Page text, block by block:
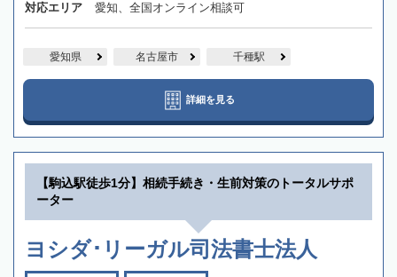
対応エリア 愛知、全国オンライン相談可
愛知県 名古屋市 千種駅
詳細を見る
【駒込駅徒歩1分】相続手続き・生前対策のトータルサポ
ーター
ヨシダ･リーガル司法書士法人